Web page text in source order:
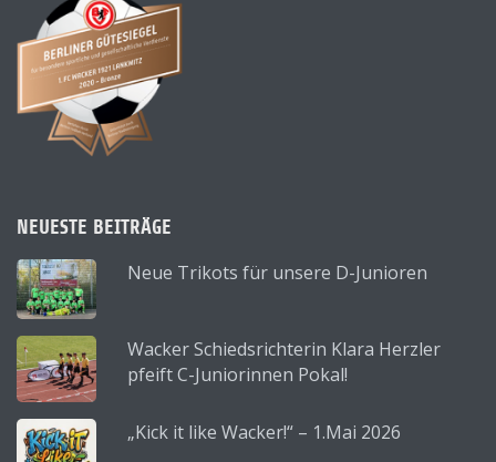
NEUESTE BEITRÄGE
Neue Trikots für unsere D-Junioren
Wacker Schiedsrichterin Klara Herzler
pfeift C-Juniorinnen Pokal!
„Kick it like Wacker!“ – 1.Mai 2026